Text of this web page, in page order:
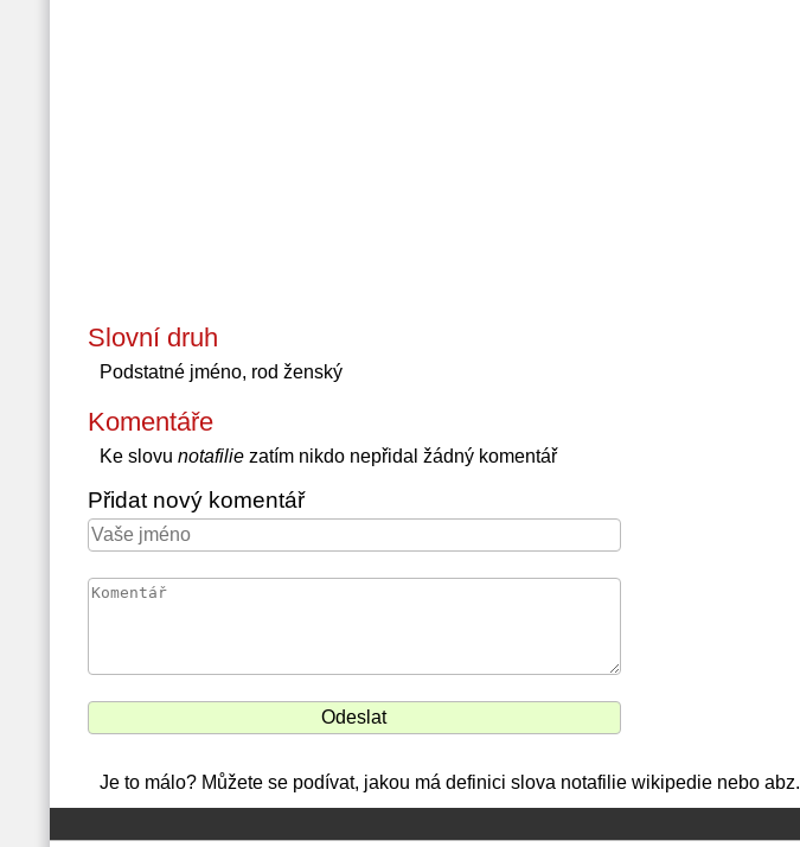
Slovní druh
Podstatné jméno, rod ženský
Komentáře
Ke slovu notafiliezatím nikdo nepřidal žádný komentář
Přidat nový komentář
Je to málo? Můžete se podívat, jakou má definici slova notafilie wikipedie nebo abz.